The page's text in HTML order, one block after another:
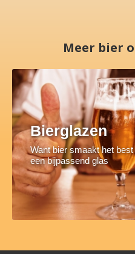
Meer bier
Bierglazen
Want bier smaakt het best
een bijpassend glas